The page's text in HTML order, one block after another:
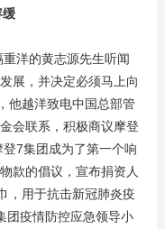
缓
洋的黄志源先生听闻
展，并决定必须马上向
他越洋致电中国总部管
会联系，积极商议摩登
7集团成为了第一个响
款的倡议，宣布捐资人
，用于抗击新冠肺炎疫
团疫情防控应急领导小